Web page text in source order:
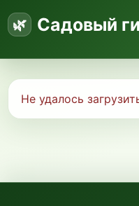
Садовый
Не удалось